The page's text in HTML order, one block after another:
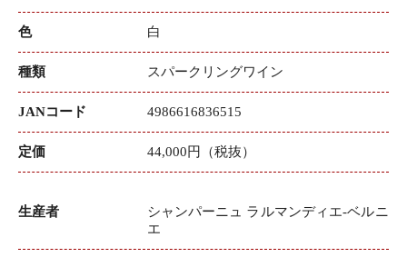
色 白
種類 スパークリングワイン
JANコード 4986616836515
定価 44,000円（税抜）
生産者
シャンパーニュ ラルマンディエ‐ベルニ
エ